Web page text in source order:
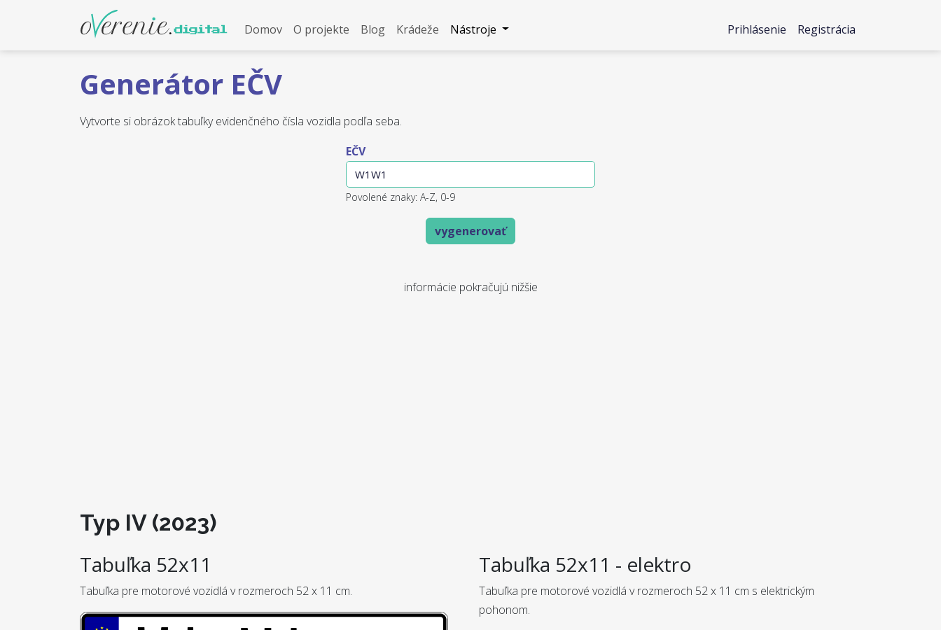
Domov O projekte Blog Krádeže Nástroje Prihlásenie Registrácia
Generátor EČV
Vytvorte si obrázok tabuľky evidenčného čísla vozidla podľa seba.
EČV
Povolené znaky: A-Z, 0-9
vygenerovať
informácie pokračujú nižšie
Typ IV (2023)
Tabuľka 52x11
Tabuľka pre motorové vozidlá v rozmeroch 52 x 11 cm.
Tabuľka 52x11 - elektro
Tabuľka pre motorové vozidlá v rozmeroch 52 x 11 cm s elektrickým
pohonom.